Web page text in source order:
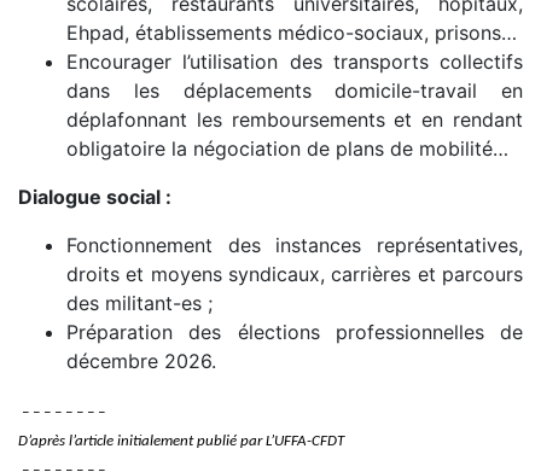
Ehpad, établissements médico-sociaux, prisons…
Encourager l’utilisation des transports collectifs
dans les déplacements domicile-travail en
déplafonnant les remboursements et en rendant
obligatoire la négociation de plans de mobilité…
Dialogue social :
Fonctionnement des instances représentatives,
droits et moyens syndicaux, carrières et parcours
des militant-es ;
Préparation des élections professionnelles de
décembre 2026.
– – – – – – – –
D’après l’article initialement publié par L’UFFA-CFDT